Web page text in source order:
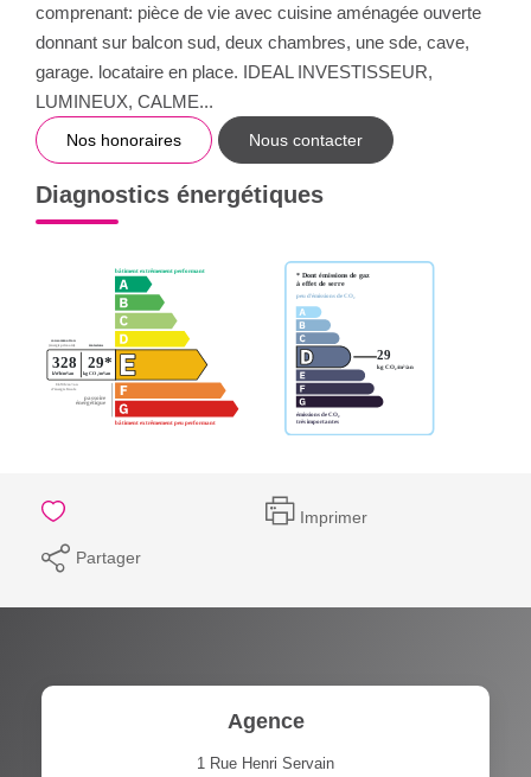
comprenant: pièce de vie avec cuisine aménagée ouverte
donnant sur balcon sud, deux chambres, une sde, cave,
garage. locataire en place. IDEAL INVESTISSEUR,
LUMINEUX, CALME...
Nos honoraires Nous contacter
Diagnostics énergétiques
Imprimer
Partager
Agence
1 Rue Henri Servain